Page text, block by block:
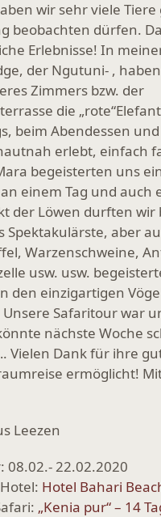
wir sehr viele
beobachten dürfen.
Erlebnisse! In
der Ngutuni- ,
Zimmers bzw. der
die
beim Abendessen
erlebt, einfach
begeisterten uns
einem Tag und auch
der Löwen durften wir
Spektakulärste, aber
Warzenschweine,
usw. usw.
den einzigartigen
Safaritour war
nächste Woche
Vielen Dank für ihre
ermöglicht!
Leezen
08.02.- 22.02.2020
Hotel Bahari
„Kenia pur“ – 14